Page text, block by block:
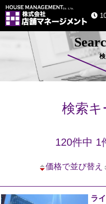
検索キ
120件中 1
価格で並び替え
ラ